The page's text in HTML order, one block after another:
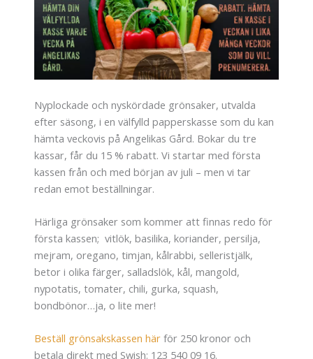
Nyplockade och nyskördade grönsaker, utvalda
efter säsong, i en välfylld papperskasse som du kan
hämta veckovis på Angelikas Gård. Bokar du tre
kassar, får du 15 % rabatt. Vi startar med första
kassen från och med början av juli – men vi tar
redan emot beställningar.
Härliga grönsaker som kommer att finnas redo för
första kassen; vitlök, basilika, koriander, persilja,
mejram, oregano, timjan, kålrabbi, selleristjälk,
betor i olika färger, salladslök, kål, mangold,
nypotatis, tomater, chili, gurka, squash,
bondbönor…ja, o lite mer!
Beställ grönsakskassen här för 250 kronor och
betala direkt med Swish: 123 540 09 16.